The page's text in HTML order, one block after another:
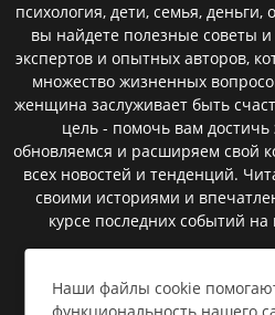
психология, дети, семья,
вы найдете полезные советы
экспертов и опытных авторов,
множество жизненных
женщина заслуживает быть
цель - помочь вам
обновляемся и расширяем свой
всех новостей и тенденций.
своими историями и
курсе последних событий
Пользовательское
Наши файлы cookie